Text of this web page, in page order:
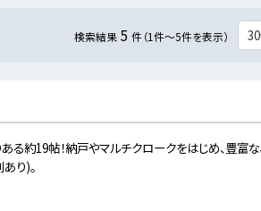
検索結果 5 件（1件～5件を表示）
る約19帖！納戸やマルチクロークをはじめ、豊富
り)。